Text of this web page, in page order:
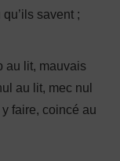
savent ;
au lit, mauvais
au lit, mec nul
faire, coincé au